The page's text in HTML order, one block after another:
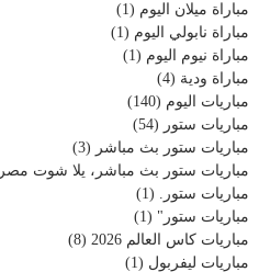
مباراة ميلان اليوم (1)
مباراة نابولي اليوم (1)
مباراة نيوم اليوم (1)
مباراة ودية (4)
مباريات اليوم (140)
مباريات ستور (54)
مباريات ستور بث مباشر (3)
مباريات ستور بث مباشر، يلا شوت مصر
مباريات ستور. (1)
مباريات ستور" (1)
مباريات كاس العالم 2026
(8)
مباريات ليفربول (1)